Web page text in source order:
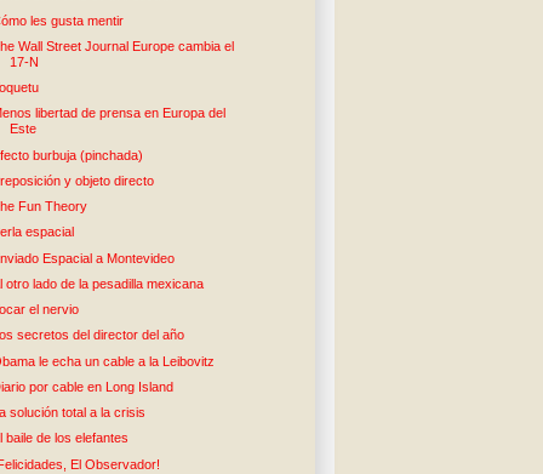
les gusta mentir
Wall Street Journal Europe cambia el
17-N
libertad de prensa en Europa del
Este
burbuja (pinchada)
y objeto directo
Fun Theory
espacial
Espacial a Montevideo
otro lado de la pesadilla mexicana
el nervio
Los secretos del director del año
le echa un cable a la Leibovitz
por cable en Long Island
solución total a la crisis
baile de los elefantes
El Observador!